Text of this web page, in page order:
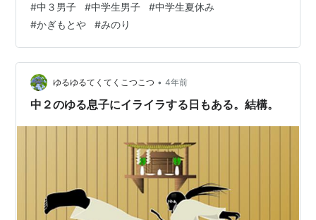
ラザまで出かけることに。どうやら夫は欲しいものがあ
る様子。台風が原因なので旅費が返還される予定の為、
財布のひもが緩んでしまう！！息子はアウトレットに興
味がないのでお留守番です。「何食か食事を作らされて
いたのでオレはゆっくりしたいのよね」アピールも
少々。夫はゴルフウエア（上）、息子にはサンダル、…
#中３男子 #中学生男子 #中学生夏休み
#かぎもとや #みのり
ゆるゆるてくてくこつこつ • 4年前
中２のゆる息子にイライラする日もある。結構。